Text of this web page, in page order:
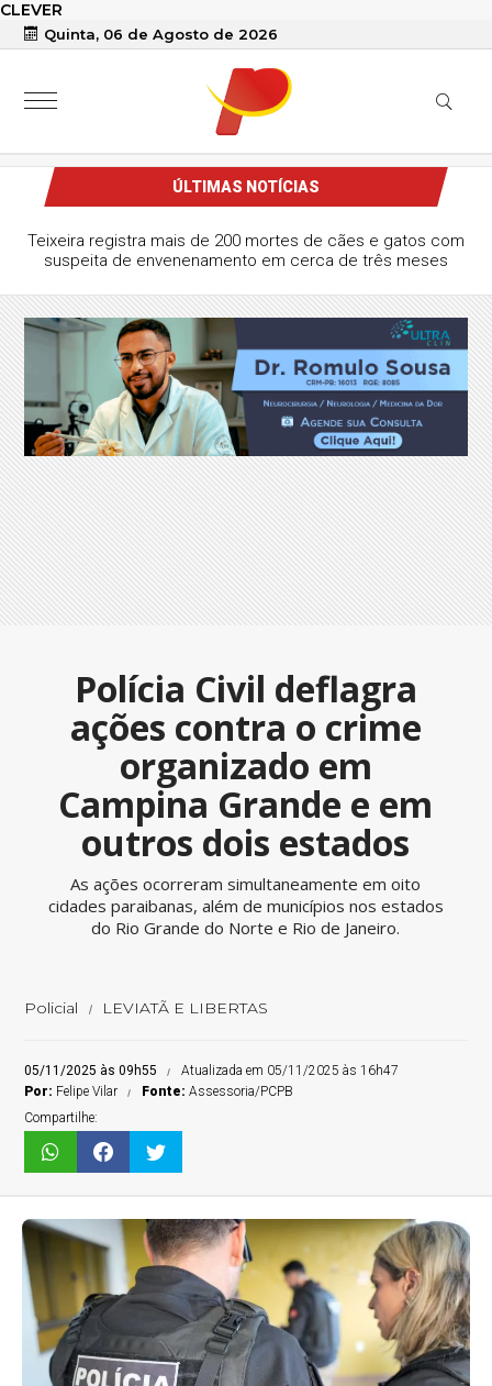
CLEVER
Quinta, 06 de Agosto de 2026
ÚLTIMAS NOTÍCIAS
Teixeira registra mais de 200 mortes de cães e gatos com
suspeita de envenenamento em cerca de três meses
Polícia Civil deflagra
ações contra o crime
organizado em
Campina Grande e em
outros dois estados
As ações ocorreram simultaneamente em oito
cidades paraibanas, além de municípios nos estados
do Rio Grande do Norte e Rio de Janeiro.
Policial LEVIATÃ E LIBERTAS
05/11/2025 às 09h55
Atualizada em 05/11/2025 às 16h47
Por: Felipe Vilar Fonte:Assessoria/PCPB
Compartilhe: